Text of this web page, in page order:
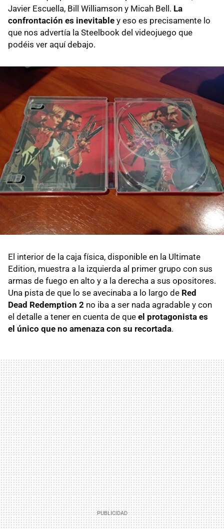
Javier Escuella, Bill Williamson y Micah Bell. La
confrontación es inevitable y eso es precisamente lo
que nos advertía la Steelbook del videojuego que
podéis ver aquí debajo.
El interior de la caja física, disponible en la Ultimate
Edition, muestra a la izquierda al primer grupo con sus
armas de fuego en alto y a la derecha a sus opositores.
Una pista de que lo se avecinaba a lo largo de Red
Dead Redemption 2 no iba a ser nada agradable y con
el detalle a tener en cuenta de que el protagonista es
el único que no amenaza con su recortada.